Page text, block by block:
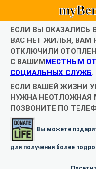
ЕСЛИ ВЫ ОКАЗАЛИСЬ
ВАС НЕТ ЖИЛЬЯ, ВАМ
ОТКЛЮЧИЛИ
С ВАШИММЕСТНЫМ
СОЦИАЛЬНЫХ СЛУЖБ.
ЕСЛИ ВАШЕЙ ЖИЗНИ
НУЖНА
ПОЗВОНИТЕ ПО
Вы можете
для получения более